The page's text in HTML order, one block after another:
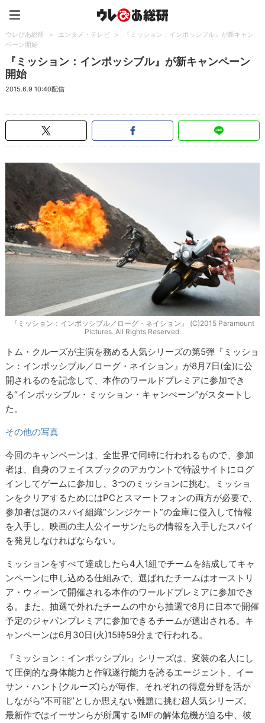
ウレぴあ総研 > エンタメ・テレビ >
『ミッション：インポッシブル』が新キャン
ペーン開始
『ミッション：インポッシブル』が新キャンペーン
開始
2015.6.9 10:40配信
『ミッション：インポッシブル／ローグ・ネイション』 (C)2015 Paramount
Pictures. All Rights Reserved.
トム・クルーズが主演を務める人気シリーズの第5弾『ミッショ
ン：インポッシブル／ローグ・ネイション』が8月7日(金)に公
開されるのを記念して、本作のワールドプレミアに参加でき
る“インポッシブル・ミッション・キャンぺーン”がスタートし
た。
その他の写真
今回のキャンペーンは、全世界で同時に行われるもので、参加
者は、自身のフェイスブックのアカウントで特設サイトにログ
インしてゲームに参加し、3つのミッションに挑む。ミッショ
ンをクリアするためにはPCとスマートフォンの両方が必要で、
参加者は謎のスパイ組織“シンジケート”の金庫に侵入して情報
を入手し、映画の主人公イーサンたちの情報を入手したスパイ
を発見しなければならない。
ミッションをすべて達成したら4人1組でチームを結成してキャ
ンペーンに申し込める仕組みで、選ばれたチームはオーストリ
ア・ウィーンで開催される本作のワールドプレミアに参加でき
る。また、抽選で外れたチームの中から抽選で8月に日本で開催
予定のジャパンプレミアに参加できるチームが選出される。キ
ャンペーンは6月30日(火)15時59分まで行われる。
『ミッション：インポッシブル』シリーズは、変装の名人にし
て圧倒的な身体能力と作戦遂行能力を誇るエージェント、イー
サン・ハント(クルーズ)らが毎作、それぞれの得意分野を活か
しながら“不可能”としか思えない難題に挑む超人気シリーズ。
最新作ではイーサンらが所属するIMFの解体危機が迫る中、彼